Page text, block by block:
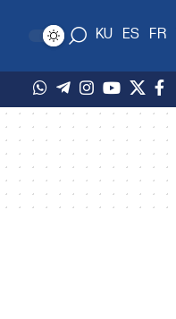
FR
ES
KU